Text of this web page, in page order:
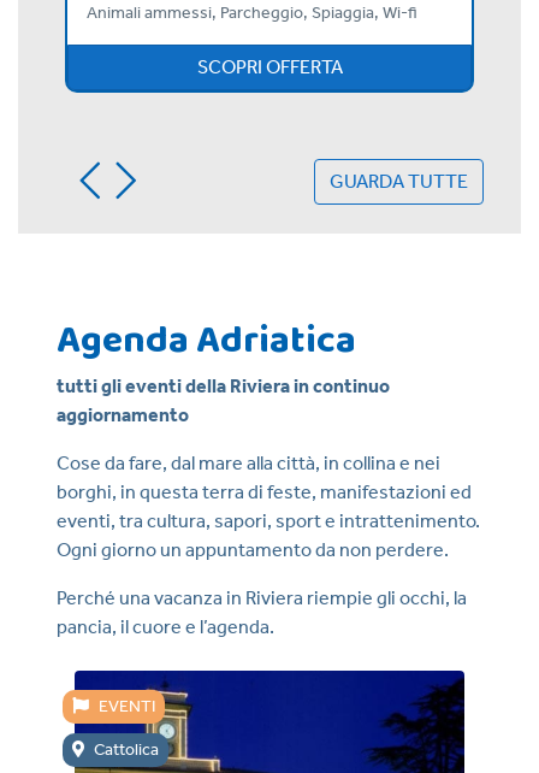
Animali ammessi, Parcheggio, Spiaggia, Wi-fi
SCOPRI OFFERTA
GUARDA TUTTE
Agenda Adriatica
tutti gli eventi della Riviera in continuo
aggiornamento
Cose da fare, dal mare alla città, in collina e nei
borghi, in questa terra di feste, manifestazioni ed
eventi, tra cultura, sapori, sport e intrattenimento.
Ogni giorno un appuntamento da non perdere.
Perché una vacanza in Riviera riempie gli occhi, la
pancia, il cuore e l’agenda.
EVENTI
Cattolica